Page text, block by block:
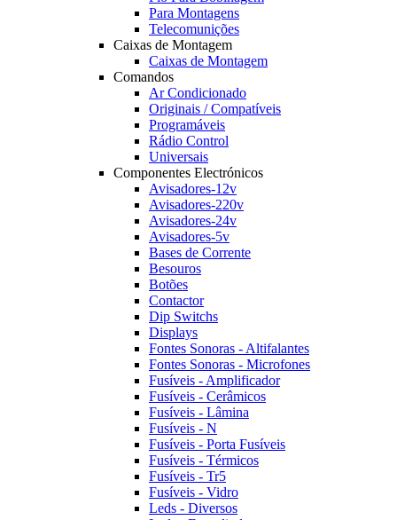
Para Montagens
Telecomunições
Caixas de Montagem
Caixas de Montagem
Comandos
Ar Condicionado
Originais / Compatíveis
Programáveis
Rádio Control
Universais
Componentes Electrónicos
Avisadores-12v
Avisadores-220v
Avisadores-24v
Avisadores-5v
Bases de Corrente
Besouros
Botões
Contactor
Dip Switchs
Displays
Fontes Sonoras - Altifalantes
Fontes Sonoras - Microfones
Fusíveis - Amplificador
Fusíveis - Cerâmicos
Fusíveis - Lâmina
Fusíveis - N
Fusíveis - Porta Fusíveis
Fusíveis - Térmicos
Fusíveis - Tr5
Fusíveis - Vidro
Leds - Diversos